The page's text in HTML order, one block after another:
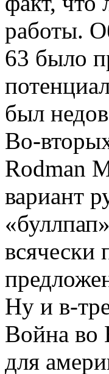
работы.
63 было
был
Во-
Rodman
вариант
всячески
Ну и в-
Война во
для